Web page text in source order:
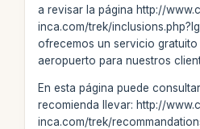
a revisar la página http://
inca.com/trek/
ofrecemos un servicio gratuito
aeropuerto para nuestros
En esta página puede
recomienda llevar: http://
inca.com/trek/